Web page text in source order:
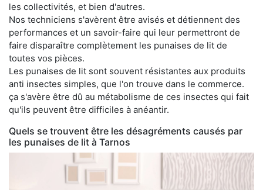
les collectivités, et bien d'autres.
Nos techniciens s'avèrent être avisés et détiennent des
performances et un savoir-faire qui leur permettront de
faire disparaître complètement les punaises de lit de
toutes vos pièces.
Les punaises de lit sont souvent résistantes aux produits
anti insectes simples, que l'on trouve dans le commerce.
ça s'avère être dû au métabolisme de ces insectes qui fait
qu'ils peuvent être difficiles à anéantir.
Quels se trouvent être les désagréments causés par
les punaises de lit à Tarnos